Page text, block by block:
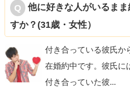
他に好きな人がいるま
すか？(31歳・女性）
付き合っている彼氏か
在婚約中です。彼氏に
付き合っていた彼...